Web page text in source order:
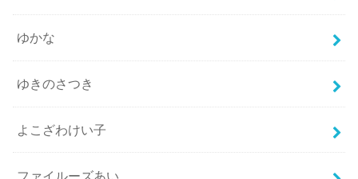
ゆかな
ゆきのさつき
よこざわけい子
ファイルーズあい